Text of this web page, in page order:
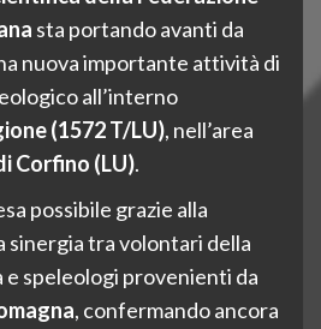
sta portando avanti da
nuova importante attività di
all’interno
(1572 T/LU), nell’area
Corfino (LU).
possibile grazie alla
sinergia tra volontari della
e speleologi provenienti da
, confermando ancora